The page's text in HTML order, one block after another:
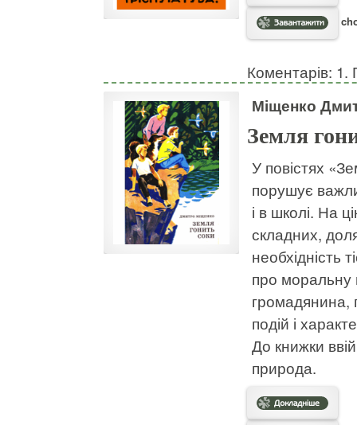
Коментарів: 1.
Міщенко
Земля
У повістях
порушує
і в школі. На
складних,
необхідність
про моральну
громадянина,
подій і
До книжки
природа.